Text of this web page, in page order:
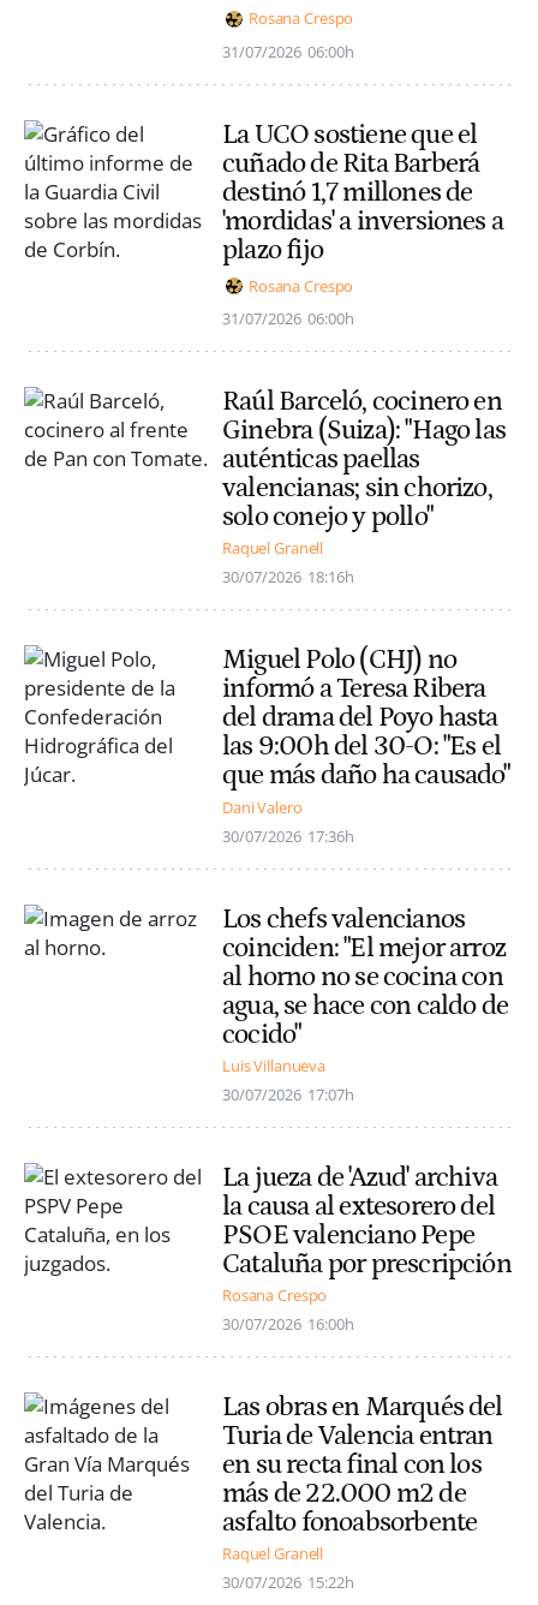
Rosana Crespo
31/07/2026 06:00h
La UCO sostiene que el
cuñado de Rita Barberá
destinó 1,7 millones de
'mordidas' a inversiones a
plazo fijo
Rosana Crespo
31/07/2026 06:00h
Raúl Barceló, cocinero en
Ginebra (Suiza): "Hago las
auténticas paellas
valencianas; sin chorizo,
solo conejo y pollo"
Raquel Granell
30/07/2026 18:16h
Miguel Polo (CHJ) no
informó a Teresa Ribera
del drama del Poyo hasta
las 9:00h del 30-O: "Es el
que más daño ha causado"
Dani Valero
30/07/2026 17:36h
Los chefs valencianos
coinciden: "El mejor arroz
al horno no se cocina con
agua, se hace con caldo de
cocido"
Luis Villanueva
30/07/2026 17:07h
La jueza de 'Azud' archiva
la causa al extesorero del
PSOE valenciano Pepe
Cataluña por prescripción
Rosana Crespo
30/07/2026 16:00h
Las obras en Marqués del
Turia de Valencia entran
en su recta final con los
más de 22.000 m2 de
asfalto fonoabsorbente
Raquel Granell
30/07/2026 15:22h